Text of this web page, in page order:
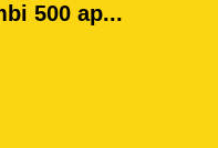
500 ap...